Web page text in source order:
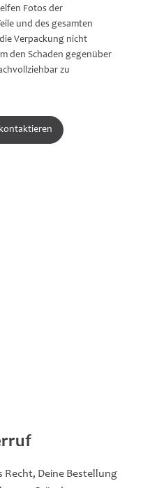
Fotos der
und des gesamten
Verpackung nicht
den Schaden gegenüber
zu
Recht, Deine Bestellung